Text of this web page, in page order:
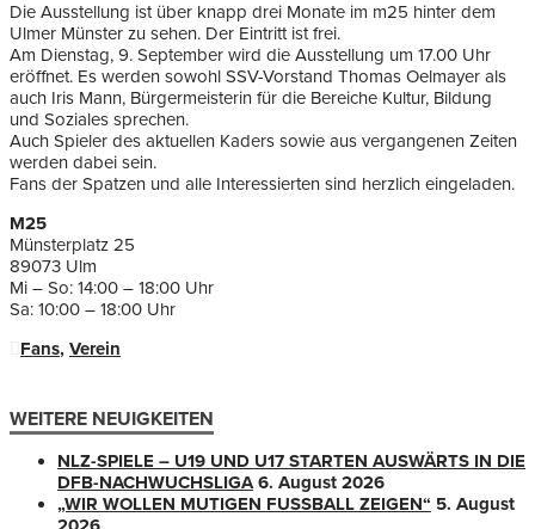
Die Ausstellung ist über knapp drei Monate im m25 hinter dem
Ulmer Münster zu sehen. Der Eintritt ist frei.
Am Dienstag, 9. September wird die Ausstellung um 17.00 Uhr
eröffnet. Es werden sowohl SSV-Vorstand Thomas Oelmayer als
auch Iris Mann, Bürgermeisterin für die Bereiche Kultur, Bildung
und Soziales sprechen.
Auch Spieler des aktuellen Kaders sowie aus vergangenen Zeiten
werden dabei sein.
Fans der Spatzen und alle Interessierten sind herzlich eingeladen.
M25
Münsterplatz 25
89073 Ulm
Mi – So: 14:00 – 18:00 Uhr
Sa: 10:00 – 18:00 Uhr
Fans, Verein
WEITERE NEUIGKEITEN
NLZ-SPIELE – U19 UND U17 STARTEN AUSWÄRTS IN DIE
DFB-NACHWUCHSLIGA 6. August 2026
„WIR WOLLEN MUTIGEN FUSSBALL ZEIGEN“
5. August